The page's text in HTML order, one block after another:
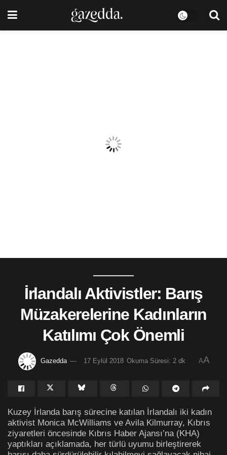
İrlandalı Aktivistler: Barış
Müzakerelerine Kadınların
Katılımı Çok Önemli
Gazedda 17 Eylül 2018 Okuma Süresi: 2 dk AA
Kuzey İrlanda barış sürecine katılan İrlandalı iki kadın
aktivist Monica McWilliams ve Avila Kilmurray, Kıbrıs
ziyaretleri öncesinde Kıbrıs Haber Ajansı’na (KHA)
yaptıkları açıklamada, her türlü uyumu birleştirerek